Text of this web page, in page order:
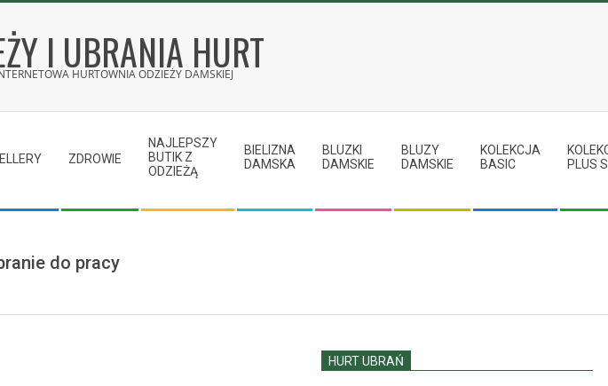
I UBRANIA HURT
HURTOWNIA ODZIEŻY DAMSKIEJ
ZDROWIE
NAJLEPSZY
BUTIK Z
ODZIEŻĄ
BIELIZNA
DAMSKA
BLUZKI
DAMSKIE
BLUZY
DAMSKIE
KOLEKCJA
BASIC
PLUS
do pracy
HURT UBRAŃ